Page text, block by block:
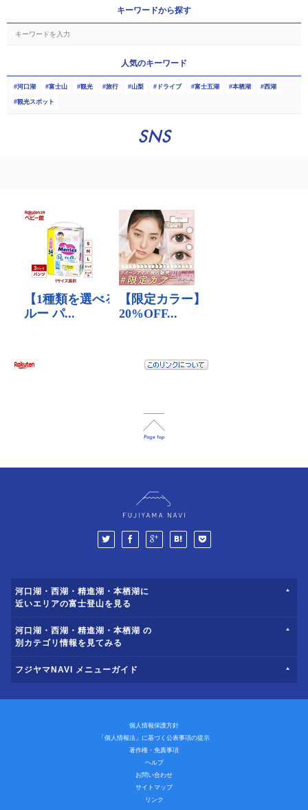
キーワードから探す
人気のキーワード
河口湖 富士山 観光 旅行 山梨 ドライブ 富士五湖 本栖湖 西湖
観光スポット
SNS
河口湖・西湖・精進湖・本栖湖に
近いエリアの富士登山を見る
河口湖・西湖・精進湖・本栖湖 の
別カテゴリ情報を見てみる
フジヤマNAVI メニューガイド
個人情報保護方針
「個人情報法」に基づく公表事項の提示
著作権・免責事項
ヘルプ
お問い合わせ
サイトマップ
リンク